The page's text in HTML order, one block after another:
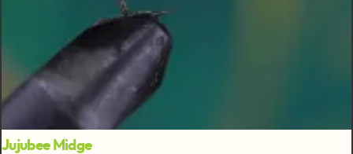
Jujubee Midge